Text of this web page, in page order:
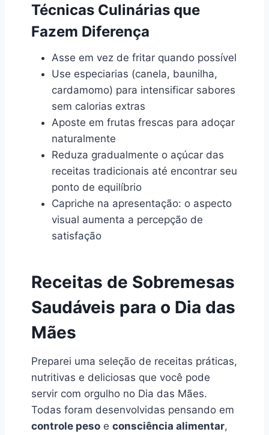
Técnicas Culinárias que
Fazem Diferença
Asse em vez de fritar quando possível
Use especiarias (canela, baunilha,
cardamomo) para intensificar sabores
sem calorias extras
Aposte em frutas frescas para adoçar
naturalmente
Reduza gradualmente o açúcar das
receitas tradicionais até encontrar seu
ponto de equilíbrio
Capriche na apresentação: o aspecto
visual aumenta a percepção de
satisfação
Receitas de Sobremesas
Saudáveis para o Dia das
Mães
Preparei uma seleção de receitas práticas,
nutritivas e deliciosas que você pode
servir com orgulho no Dia das Mães.
Todas foram desenvolvidas pensando em
controle peso e consciência alimentar,